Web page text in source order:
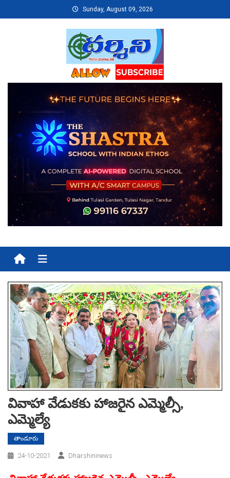
to
Sunday, August 09, 2026
Menu
వివాహా వేడుకకు హాజ‌రైన ఎమ్మెల్సీ,
ఎమ్మెల్యే
తాండూరు
24-10-2021 Dharshininews